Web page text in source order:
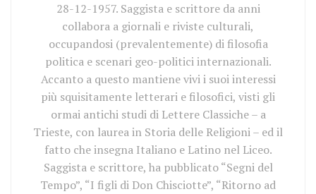
28-12-1957. Saggista e scrittore da anni
collabora a giornali e riviste culturali,
occupandosi (prevalentemente) di filosofia
politica e scenari geo-politici internazionali.
Accanto a questo mantiene vivi i suoi interessi
più squisitamente letterari e filosofici, visti gli
ormai antichi studi di Lettere Classiche – a
Trieste, con laurea in Storia delle Religioni – ed il
fatto che insegna Italiano e Latino nel Liceo.
Saggista e scrittore, ha pubblicato “Segni del
Tempo”, “I figli di Don Chisciotte”, “Ritorno ad